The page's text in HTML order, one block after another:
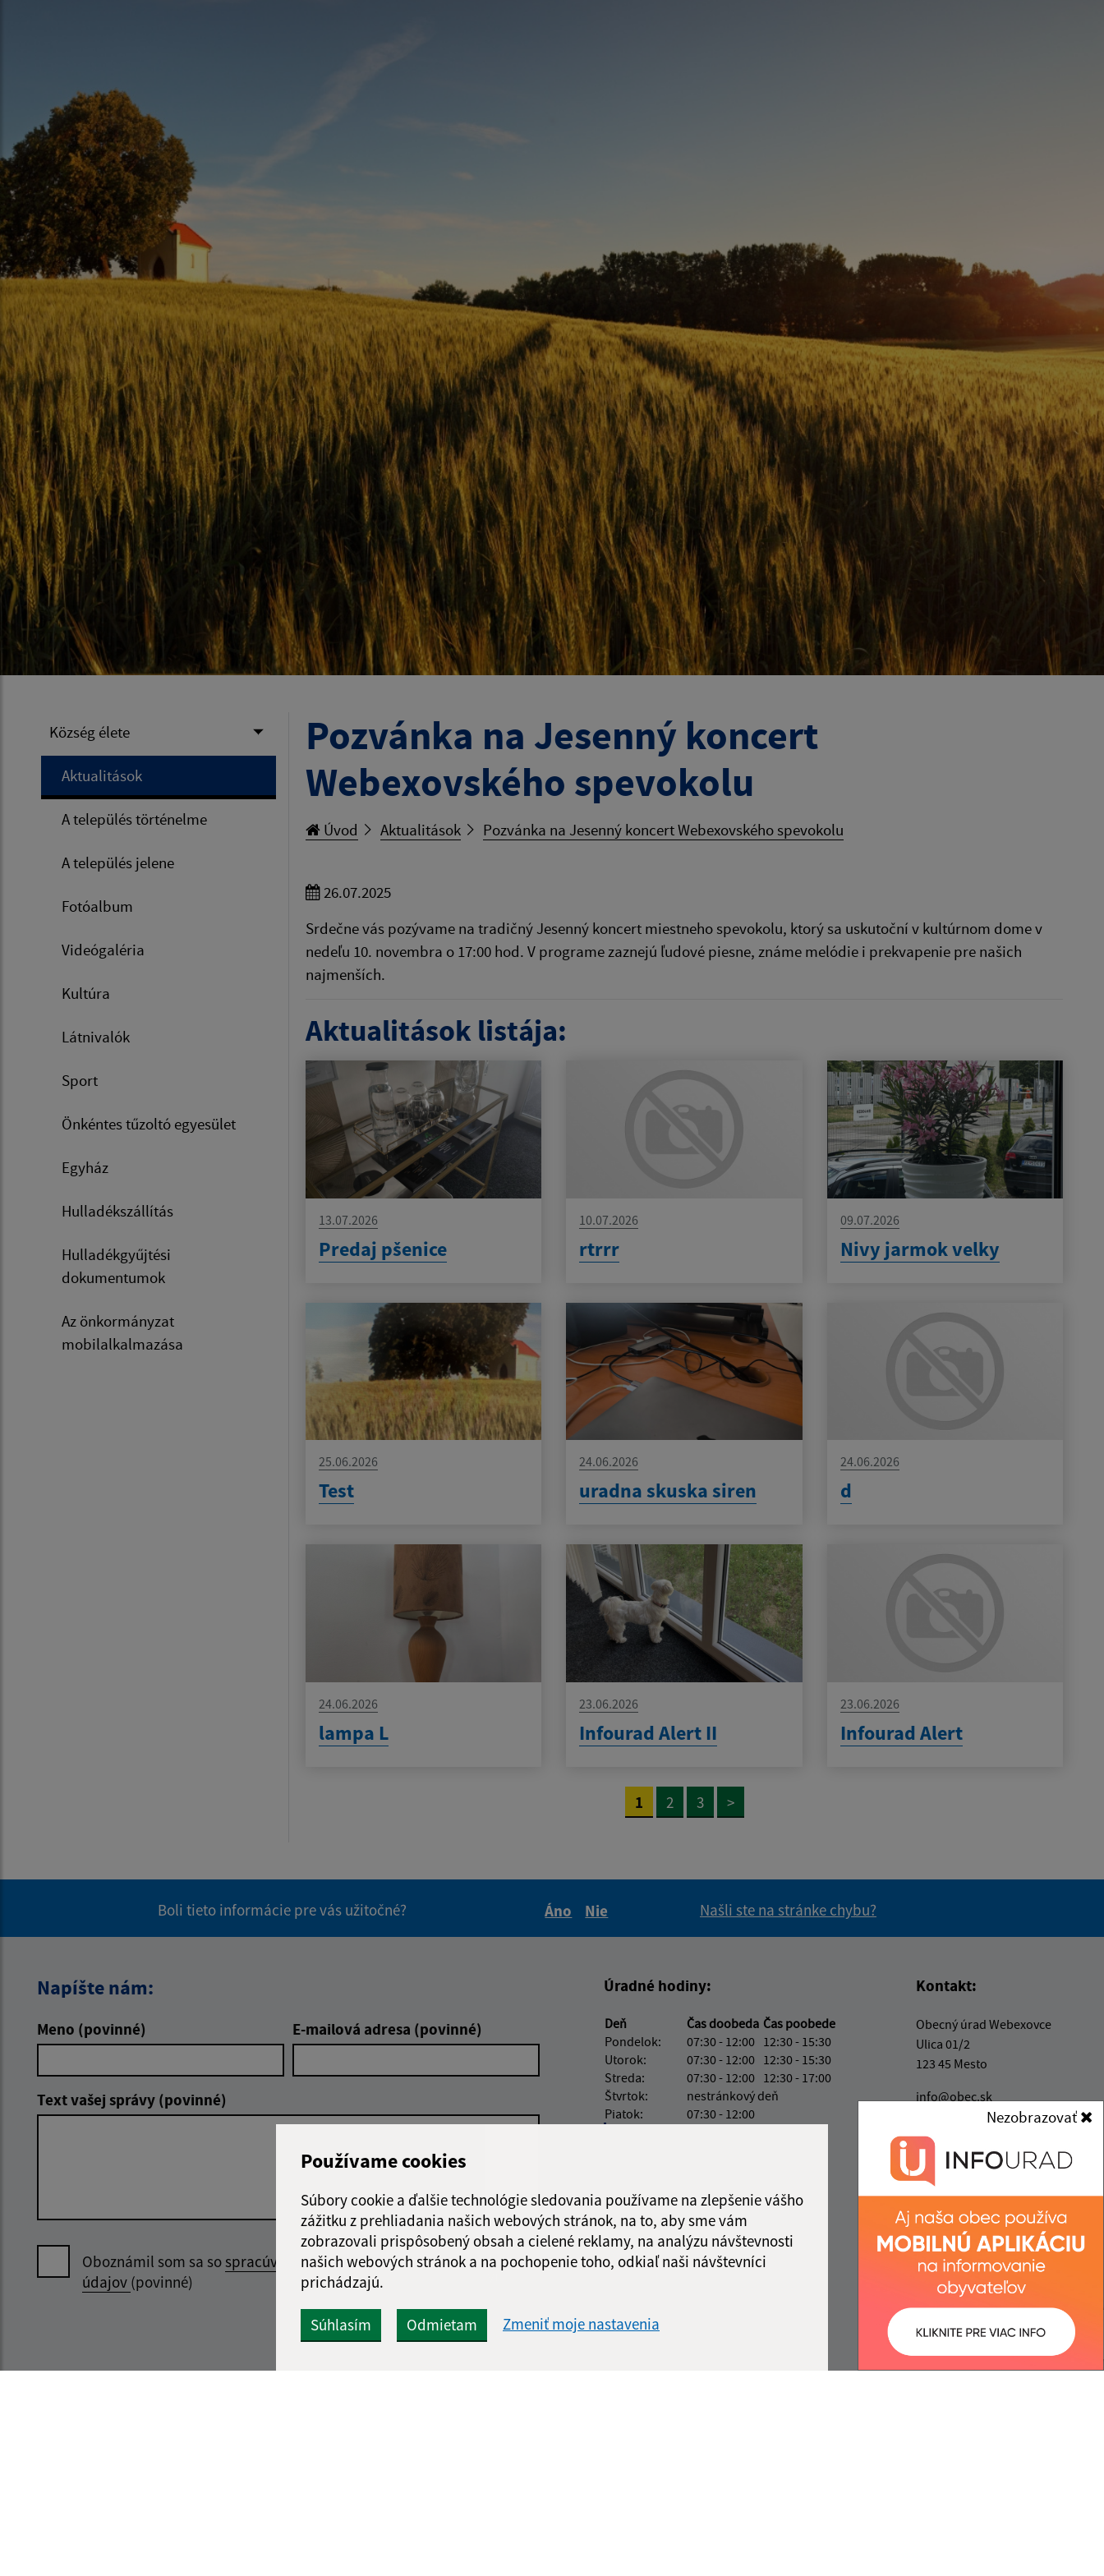
Používame cookies
Súbory cookie a ďalšie technológie sledovania používame na zlepšenie vášho
zážitku z prehliadania našich webových stránok, na to, aby sme vám
zobrazovali prispôsobený obsah a cielené reklamy, na analýzu návštevnosti
našich webových stránok a na pochopenie toho, odkiaľ naši návštevníci
prichádzajú.
Súhlasím Odmietam Zmeniť moje nastavenia
Nezobrazovať
Község élete
Aktualitások
A település történelme
A település jelene
Fotóalbum
Videógaléria
Kultúra
Látnivalók
Sport
Önkéntes tűzoltó egyesület
Egyház
Hulladékszállítás
Hulladékgyűjtési
dokumentumok
Az önkormányzat
mobilalkalmazása
Pozvánka na Jesenný koncert
Webexovského spevokolu
Úvod Aktualitások Pozvánka na Jesenný koncert Webexovského spevokolu
26.07.2025
Srdečne vás pozývame na tradičný Jesenný koncert miestneho spevokolu, ktorý sa uskutoční v kultúrnom dome v
nedeľu 10. novembra o 17:00 hod. V programe zaznejú ľudové piesne, známe melódie i prekvapenie pre našich
najmenších.
Aktualitások listája:
13.07.2026
Predaj pšenice
10.07.2026
rtrrr
09.07.2026
Nivy jarmok velky
25.06.2026
Test
24.06.2026
uradna skuska siren
24.06.2026
d
24.06.2026
lampa L
23.06.2026
Infourad Alert II
23.06.2026
Infourad Alert
1 2 3 >
Boli tieto informácie pre vás užitočné?
Áno
Nie
Našli ste na stránke chybu?
Napíšte nám:
Meno (povinné) E-mailová adresa (povinné)
Text vašej správy (povinné)
Oboznámil som sa sospracúvaním osobných
údajov (povinné)
Google reCaptcha Response
Odoslať
správu
Úradné hodiny:
Deň Čas doobeda Čas poobede
Pondelok:
07:30 - 12:00 12:30 - 15:30
Utorok:
07:30 - 12:00 12:30 - 15:30
Streda:
07:30 - 12:00 12:30 - 17:00
Štvrtok:
nestránkový deň
Piatok:
07:30 - 12:00
Kontakt:
Obecný úrad Webexovce
Ulica 01/2
123 45 Mesto
info@obec.sk
+421 123 456 789
IČO: 12345678